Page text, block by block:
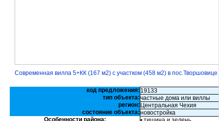
Современная вилла 5+КК (167 м2) с участком (458 м2) в
код предложения: 19133
тип объекта:частные дома или виллы
регион: Центральная Чехия
состояние объекта:новостройка
Особенности района: